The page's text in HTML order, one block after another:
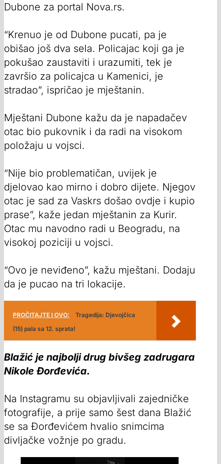
Dubone za portal Nova.rs.
“Krenuo je od Dubone pucati, pa je
obišao još dva sela. Policajac koji ga je
pokušao zaustaviti i urazumiti, tek je
završio za policajca u Kamenici, je
stradao”, ispričao je mještanin.
Mještani Dubone kažu da je napadačev
otac bio pukovnik i da radi na visokom
položaju u vojsci.
“Nije bio problematičan, uvijek je
djelovao kao mirno i dobro dijete. Njegov
otac je sad za Vaskrs došao ovdje i kupio
prase”, kaže jedan mještanin za Kurir.
Otac mu navodno radi u Beogradu, na
visokoj poziciji u vojsci.
“Ovo je neviđeno”, kažu mještani. Dodaju
da je pucao na tri lokacije.
PROČITAJTE I OVO:
Tragedija: Djevojčica
(15) pala sa 12. sprata!
Blažić je najbolji drug bivšeg zadrugara
Nikole Đorđevića.
Na Instagramu su objavljivali zajedničke
fotografije, a prije samo šest dana Blažić
se sa Đorđevićem hvalio snimcima
divljačke vožnje po gradu.